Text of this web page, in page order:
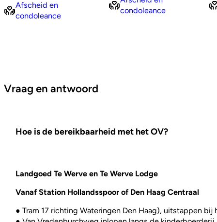
Afscheid en
condoleance
condoleance
Vraag en antwoord
Hoe is de bereikbaarheid met het OV?
Landgoed Te Werve en Te Werve Lodge
Vanaf Station Hollandsspoor of Den Haag Centraal
● Tram 17 richting Wateringen Den Haag), uitstappen